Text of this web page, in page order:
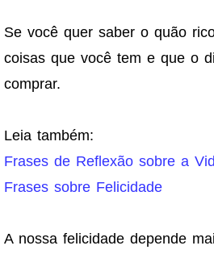
Se você quer saber o quão
coisas que você tem e que o
comprar.
Leia também:
Frases de Reflexão sobre a
Frases sobre Felicidade
A nossa felicidade depende